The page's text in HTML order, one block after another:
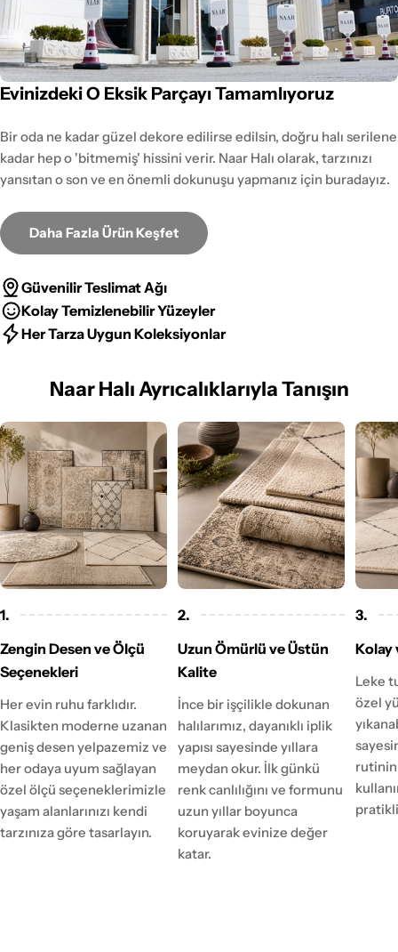
Evinizdeki O Eksik Parçayı Tamamlıyoruz
Bir oda ne kadar güzel dekore edilirse edilsin, doğru halı serilene
kadar hep o 'bitmemiş' hissini verir. Naar Halı olarak, tarzınızı
yansıtan o son ve en önemli dokunuşu yapmanız için buradayız.
Daha Fazla Ürün Keşfet
Güvenilir Teslimat Ağı
Kolay Temizlenebilir Yüzeyler
Her Tarza Uygun Koleksiyonlar
Naar Halı Ayrıcalıklarıyla Tanışın
1.
Zengin Desen ve Ölçü
Seçenekleri
Her evin ruhu farklıdır.
Klasikten moderne uzanan
geniş desen yelpazemiz ve
her odaya uyum sağlayan
özel ölçü seçeneklerimizle
yaşam alanlarınızı kendi
tarzınıza göre tasarlayın.
2.
Uzun Ömürlü ve Üstün
Kalite
İnce bir işçilikle dokunan
halılarımız, dayanıklı iplik
yapısı sayesinde yıllara
meydan okur. İlk günkü
renk canlılığını ve formunu
uzun yıllar boyunca
koruyarak evinize değer
katar.
3.
Kolay
Leke
özel